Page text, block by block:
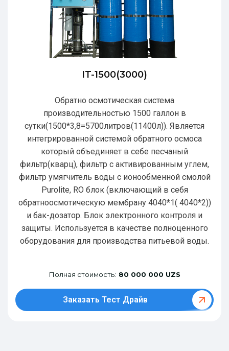
IT-1500(3000)
Обратно осмотическая система
производительностью 1500 галлон в
сутки(1500*3,8=5700литров(11400л)). Является
интегрированной системой обратного осмоса
который объединяет в себе песчаный
фильтр(кварц), фильтр с активированным углем,
фильтр умягчитель воды с ионообменной смолой
Purolite, RO блок (включающий в себя
обратноосмотическую мембрану 4040*1( 4040*2))
и бак-дозатор. Блок электронного контроля и
защиты. Используется в качестве полноценного
оборудования для производства питьевой воды.
Полная стоимость: 80 000 000 UZS
Заказать Тест Драйв